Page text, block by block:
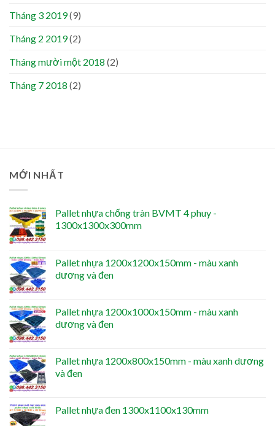
Tháng 3 2019(9)
Tháng 2 2019(2)
Tháng mười một 2018 (2)
Tháng 7 2018 (2)
MỚI NHẤT
Pallet nhựa chống tràn BVMT 4 phuy -
1300x1300x300mm
Pallet nhựa 1200x1200x150mm - màu xanh
dương và đen
Pallet nhựa 1200x1000x150mm - màu xanh
dương và đen
Pallet nhựa 1200x800x150mm - màu xanh dương
và đen
Pallet nhựa đen 1300x1100x130mm